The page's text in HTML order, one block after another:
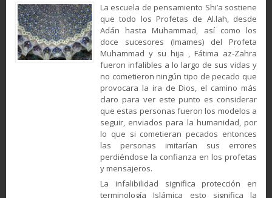
La escuela de pensamiento Shi’a sostiene
que todo los Profetas de Al.lah, desde
Adán hasta Muhammad, así como los
doce sucesores (Imames) del Profeta
Muhammad y su hija , Fátima az-Zahra
fueron infalibles a lo largo de sus vidas y
no cometieron ningún tipo de pecado que
provocara la ira de Dios, el camino más
claro para ver este punto es considerar
que estas personas fueron los modelos a
seguir, enviados para la humanidad, por
lo que si cometieran pecados entonces
las personas imitarían sus errores
perdiéndose la confianza en los profetas
y mensajeros.
La infalibilidad significa protección en
terminología Islámica esto significa la